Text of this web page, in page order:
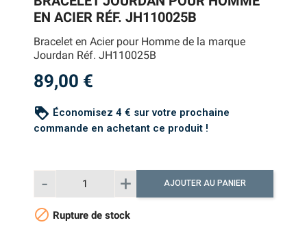
EN ACIER RÉF. JH110025B
Bracelet en Acier pour Homme de la marque
Jourdan Réf. JH110025B
89,00 €
loyalty Économisez 4 € sur votre prochaine
commande en achetant ce produit !
AJOUTER AU PANIER
 Rupture de stock